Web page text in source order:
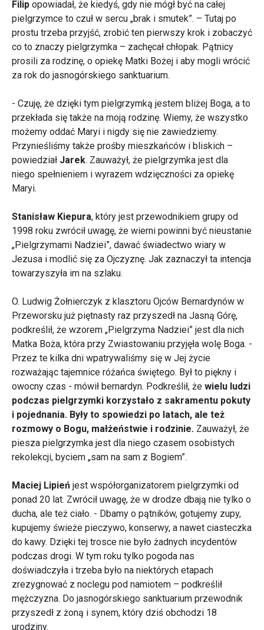
Filip opowiadał, że kiedyś, gdy nie mógł być na całej
pielgrzymce to czuł w sercu „brak i smutek”. – Tutaj po
prostu trzeba przyjść, zrobić ten pierwszy krok i zobaczyć
co to znaczy pielgrzymka – zachęcał chłopak. Pątnicy
prosili za rodzinę, o opiekę Matki Bożej i aby mogli wrócić
za rok do jasnogórskiego sanktuarium.
- Czuję, że dzięki tym pielgrzymką jestem bliżej Boga, a to
przekłada się także na moją rodzinę. Wiemy, że wszystko
możemy oddać Maryi i nigdy się nie zawiedziemy.
Przynieśliśmy także prośby mieszkańców i bliskich –
powiedział Jarek. Zauważył, że pielgrzymka jest dla
niego spełnieniem i wyrazem wdzięczności za opiekę
Maryi.
Stanisław Kiepura, który jest przewodnikiem grupy od
1998 roku zwrócił uwagę, że wierni powinni być nieustanie
„Pielgrzymami Nadziei”, dawać świadectwo wiary w
Jezusa i modlić się za Ojczyznę. Jak zaznaczył ta intencja
towarzyszyła im na szlaku.
O. Ludwig Żołnierczyk z klasztoru Ojców Bernardynów w
Przeworsku już piętnasty raz przyszedł na Jasną Górę,
podkreślił, że wzorem „Pielgrzyma Nadziei” jest dla nich
Matka Boża, która przy Zwiastowaniu przyjęła wolę Boga. -
Przez te kilka dni wpatrywaliśmy się w Jej życie
rozważając tajemnice różańca świętego. Był to piękny i
owocny czas - mówił bernardyn. Podkreślił, że wielu ludzi
podczas pielgrzymki korzystało z sakramentu pokuty
i pojednania. Były to spowiedzi po latach, ale też
rozmowy o Bogu, małżeństwie i rodzinie. Zauważył, że
piesza pielgrzymka jest dla niego czasem osobistych
rekolekcji, byciem „sam na sam z Bogiem”.
Maciej Lipień jest współorganizatorem pielgrzymki od
ponad 20 lat. Zwrócił uwagę, że w drodze dbają nie tylko o
ducha, ale też ciało. - Dbamy o pątników, gotujemy zupy,
kupujemy świeże pieczywo, konserwy, a nawet ciasteczka
do kawy. Dzięki tej trosce nie było żadnych incydentów
podczas drogi. W tym roku tylko pogoda nas
doświadczyła i trzeba było na niektórych etapach
zrezygnować z noclegu pod namiotem – podkreślił
mężczyzna. Do jasnogórskiego sanktuarium przewodnik
przyszedł z żoną i synem, który dziś obchodzi 18
urodziny.